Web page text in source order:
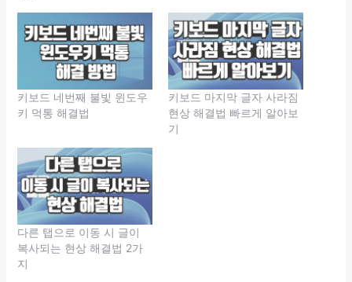
키보드 네번째 불빛 윈도우
키 먹통 해결법
키보드 마지막 글자 사라짐
현상 해결법 빠르게 알아보
기
다른 탭으로 이동 시 글이
복사되는 현상 해결법 2가
지